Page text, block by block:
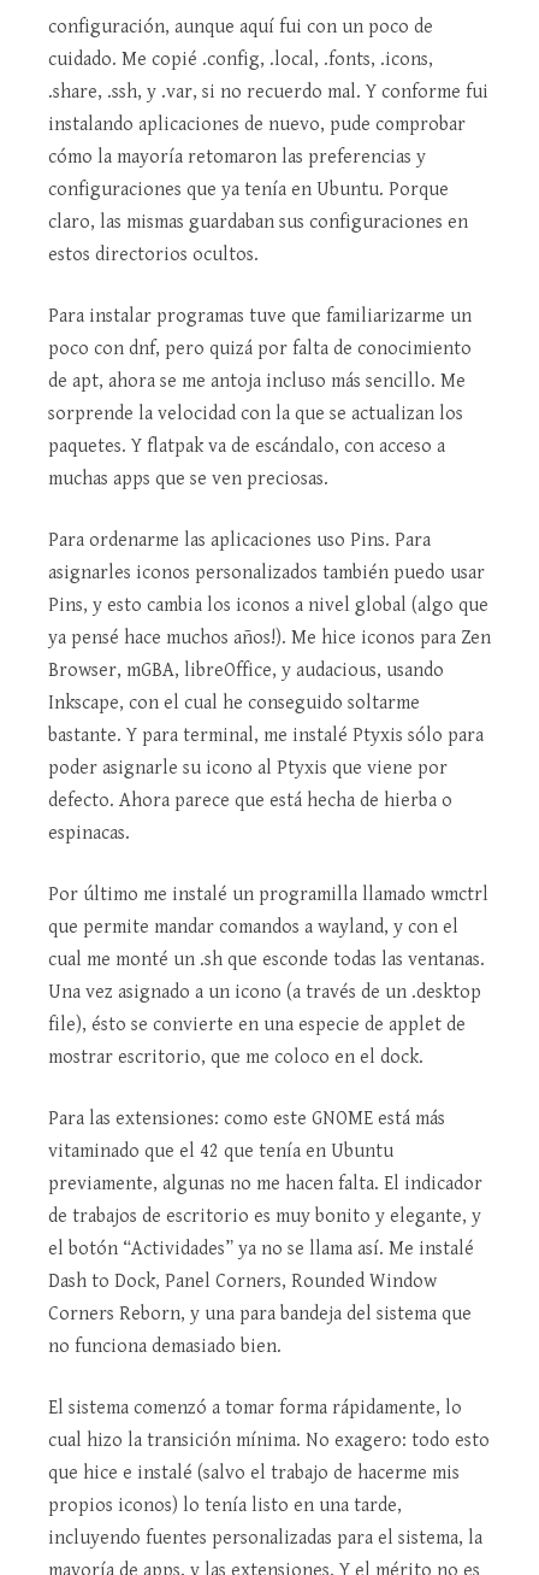
configuración, aunque aquí fui con un poco de
cuidado. Me copié .config, .local, .fonts, .icons,
.share, .ssh, y .var, si no recuerdo mal. Y conforme fui
instalando aplicaciones de nuevo, pude comprobar
cómo la mayoría retomaron las preferencias y
configuraciones que ya tenía en Ubuntu. Porque
claro, las mismas guardaban sus configuraciones en
estos directorios ocultos.
Para instalar programas tuve que familiarizarme un
poco con dnf, pero quizá por falta de conocimiento
de apt, ahora se me antoja incluso más sencillo. Me
sorprende la velocidad con la que se actualizan los
paquetes. Y flatpak va de escándalo, con acceso a
muchas apps que se ven preciosas.
Para ordenarme las aplicaciones uso Pins. Para
asignarles iconos personalizados también puedo usar
Pins, y esto cambia los iconos a nivel global (algo que
ya pensé hace muchos años!). Me hice iconos para Zen
Browser, mGBA, libreOffice, y audacious, usando
Inkscape, con el cual he conseguido soltarme
bastante. Y para terminal, me instalé Ptyxis sólo para
poder asignarle su icono al Ptyxis que viene por
defecto. Ahora parece que está hecha de hierba o
espinacas.
Por último me instalé un programilla llamado wmctrl
que permite mandar comandos a wayland, y con el
cual me monté un .sh que esconde todas las ventanas.
Una vez asignado a un icono (a través de un .desktop
file), ésto se convierte en una especie de applet de
mostrar escritorio, que me coloco en el dock.
Para las extensiones: como este GNOME está más
vitaminado que el 42 que tenía en Ubuntu
previamente, algunas no me hacen falta. El indicador
de trabajos de escritorio es muy bonito y elegante, y
el botón “Actividades” ya no se llama así. Me instalé
Dash to Dock, Panel Corners, Rounded Window
Corners Reborn, y una para bandeja del sistema que
no funciona demasiado bien.
El sistema comenzó a tomar forma rápidamente, lo
cual hizo la transición mínima. No exagero: todo esto
que hice e instalé (salvo el trabajo de hacerme mis
propios iconos) lo tenía listo en una tarde,
incluyendo fuentes personalizadas para el sistema, la